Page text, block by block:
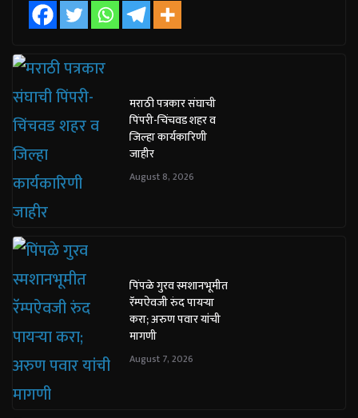
मराठी पत्रकार संघाची
पिंपरी-चिंचवड शहर व
जिल्हा कार्यकारिणी
जाहीर
August 8, 2026
पिंपळे गुरव स्मशानभूमीत
रॅम्पऐवजी रुंद पायऱ्या
करा; अरुण पवार यांची
मागणी
August 7, 2026